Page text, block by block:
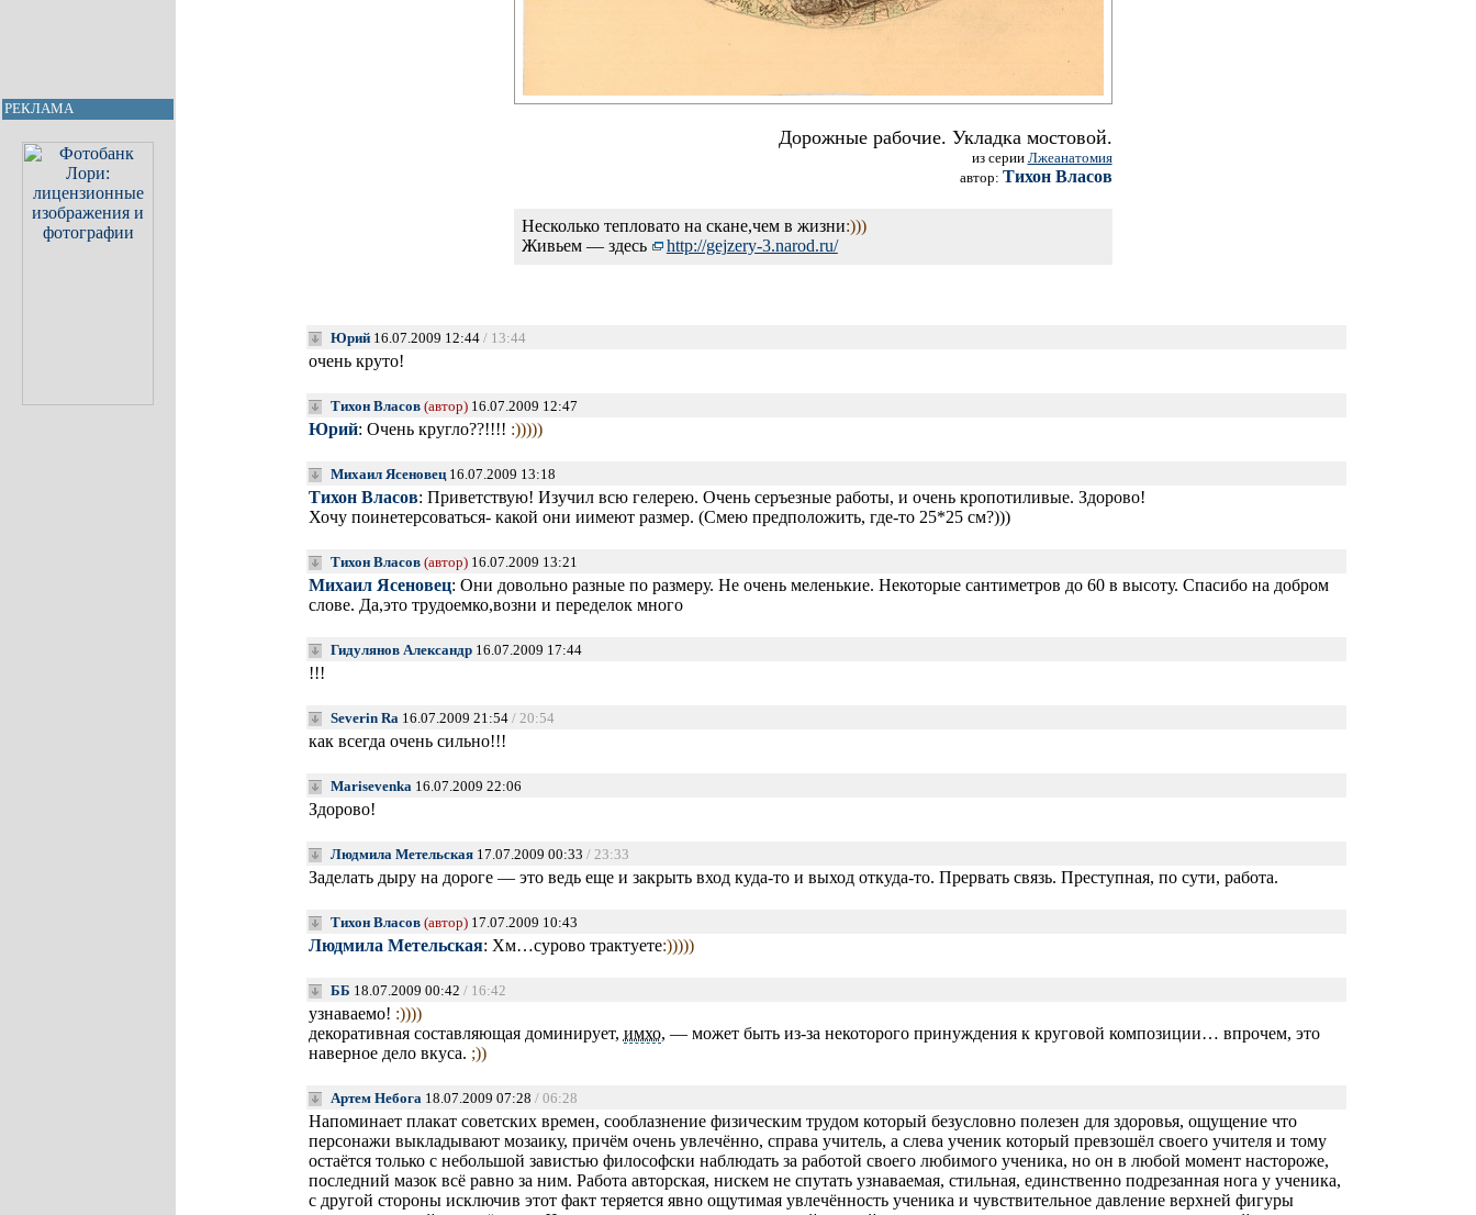
РЕКЛАМА
Дорожные рабочие. Укладка мостовой.
из серии Лжеанатомия
автор: Тихон Власов
Несколько тепловато на скане,чем в жизни:)))
Живьем — здесь
http://gejzery-3.narod.ru/
Юрий16.07.2009 12:44 / 13:44
очень круто!
Тихон Власов (автор)16.07.2009 12:47
Юрий: Очень кругло??!!!! :)))))
Михаил Ясеновец16.07.2009 13:18
Тихон Власов: Приветствую! Изучил всю гелерею. Очень серъезные работы, и очень кропотиливые. Здорово!
Хочу поинетерсоваться- какой они иимеют размер. (Смею предположить, где-то 25*25 см?)))
Тихон Власов (автор)16.07.2009 13:21
Михаил Ясеновец: Они довольно разные по размеру. Не очень меленькие. Некоторые сантиметров до 60 в высоту. Спасибо на добром
слове. Да,это трудоемко,возни и переделок много
Гидулянов Александр16.07.2009 17:44
!!!
Severin Ra16.07.2009 21:54 / 20:54
как всегда очень сильно!!!
Marisevenka16.07.2009 22:06
Здорово!
Людмила Метельская17.07.2009 00:33 / 23:33
Заделать дыру на дороге — это ведь еще и закрыть вход куда-то и выход откуда-то. Прервать связь. Преступная, по сути, работа.
Тихон Власов (автор)17.07.2009 10:43
Людмила Метельская: Хм…сурово трактуете:)))))
ББ 18.07.2009 00:42 / 16:42
узнаваемо! :))))
декоративная составляющая доминирует, имхо, — может быть из-за некоторого принуждения к круговой композиции… впрочем, это
наверное дело вкуса. ;))
Артем Небога18.07.2009 07:28 / 06:28
Напоминает плакат советских времен, сооблазнение физическим трудом который безусловно полезен для здоровья, ощущение что
персонажи выкладывают мозаику, причём очень увлечённо, справа учитель, а слева ученик который превзошёл своего учителя и тому
остаётся только с небольшой завистью философски наблюдать за работой своего любимого ученика, но он в любой момент настороже,
последний мазок всё равно за ним. Работа авторская, нискем не спутать узнаваемая, стильная, единственно подрезанная нога у ученика,
с другой стороны исключив этот факт теряется явно ощутимая увлечённость ученика и чувствительное давление верхней фигуры